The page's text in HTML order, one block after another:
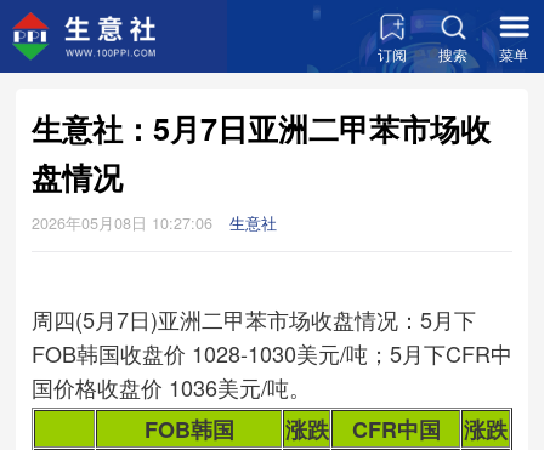
订阅 搜索 菜单
生意社：5月7日亚洲二甲苯市场收
盘情况
2026年05月08日 10:27:06 生意社
周四(5月7日)亚洲二甲苯市场收盘情况：5月下
FOB韩国收盘价 1028-1030美元/吨；5月下CFR中
国价格收盘价 1036美元/吨。
FOB韩国
涨跌 CFR中国
涨跌